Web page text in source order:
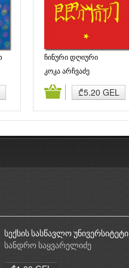
ჩინური დღიური
კოკა არჩვაძე
₾5.20 GEL
კალათაში დამატება
სექსის სასწავლო უნივერსიტეტი
სანდრო საყვარელიძე